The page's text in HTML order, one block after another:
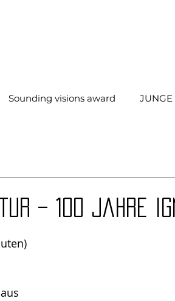
Sounding visions award JUNGE
– 100 Jahre